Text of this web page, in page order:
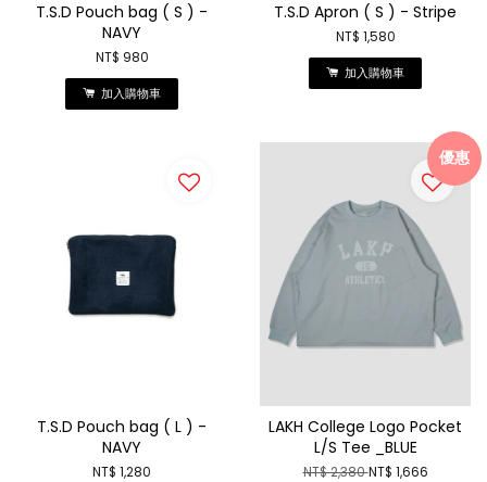
T.S.D Pouch bag ( S ) -
NAVY
NT$ 980
加入購物車
T.S.D Apron ( S ) - Stripe
NT$ 1,580
加入購物車
T.S.D Pouch bag ( L ) -
NAVY
NT$ 1,280
優惠
LAKH College Logo Pocket
L/S Tee _BLUE
NT$ 2,380NT$ 1,666